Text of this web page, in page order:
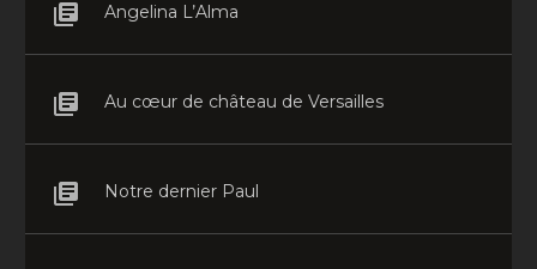
Angelina L’Alma
Au cœur de château de Versailles
Notre dernier Paul